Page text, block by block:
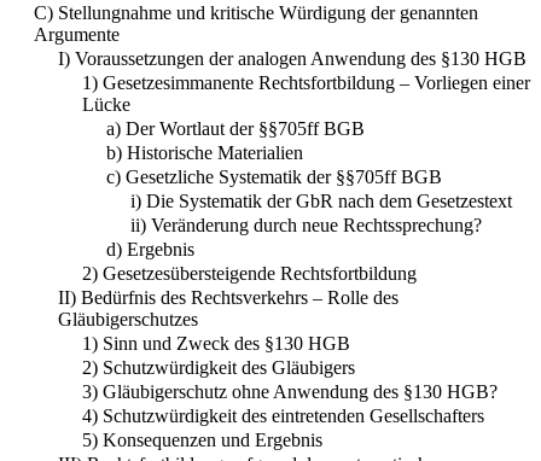
C) Stellungnahme und kritische Würdigung der genannten
Argumente
I) Voraussetzungen der analogen Anwendung des §130 HGB
1) Gesetzesimmanente Rechtsfortbildung – Vorliegen einer
Lücke
a) Der Wortlaut der §§705ff BGB
b) Historische Materialien
c) Gesetzliche Systematik der §§705ff BGB
i) Die Systematik der GbR nach dem Gesetzestext
ii) Veränderung durch neue Rechtssprechung?
d) Ergebnis
2) Gesetzesübersteigende Rechtsfortbildung
II) Bedürfnis des Rechtsverkehrs – Rolle des
Gläubigerschutzes
1) Sinn und Zweck des §130 HGB
2) Schutzwürdigkeit des Gläubigers
3) Gläubigerschutz ohne Anwendung des §130 HGB?
4) Schutzwürdigkeit des eintretenden Gesellschafters
5) Konsequenzen und Ergebnis